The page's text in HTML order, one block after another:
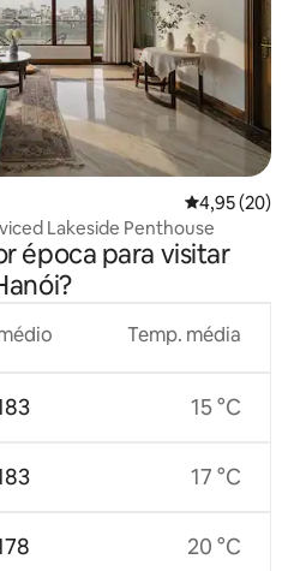
4,95 de uma
4,95 (20)
Lakeside Penthouse
época para visitar
Temp. média
15 °C
17 °C
20 °C